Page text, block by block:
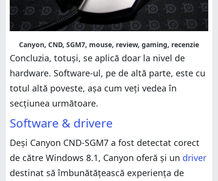
Canyon, CND, SGM7, mouse, review, gaming, recenzie
Concluzia, totuși, se aplică doar la nivel de
hardware. Software-ul, pe de altă parte, este cu
totul altă poveste, așa cum veți vedea în
secțiunea următoare.
Software & drivere
Deși Canyon CND-SGM7 a fost detectat corect
de către Windows 8.1, Canyon oferă și un driver
destinat să îmbunătățească experiența de